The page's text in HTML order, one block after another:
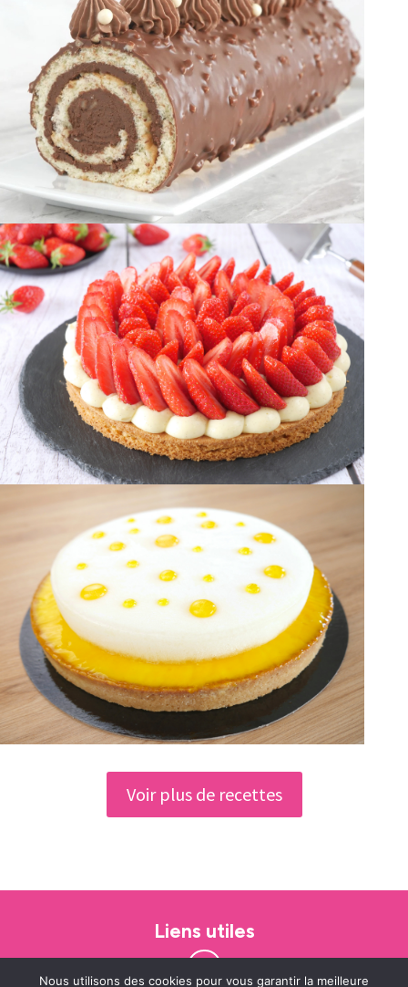
Voir plus de recettes
Liens utiles
Nous utilisons des cookies pour vous garantir la meilleure